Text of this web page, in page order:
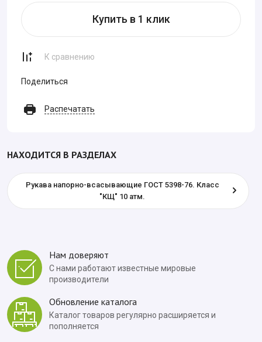
Купить в 1 клик
К сравнению
Поделиться
Распечатать
НАХОДИТСЯ В РАЗДЕЛАХ
Рукава напорно-всасывающие ГОСТ 5398-76. Класс
"КЩ" 10 атм.
Нам доверяют
С нами работают известные мировые
производители
Обновление каталога
Каталог товаров регулярно расширяется и
пополняется